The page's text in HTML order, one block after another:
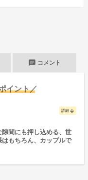
chat コメント
イント／
詳細 arrow_downward
間にも押し込める、世
もちろん、カップルで